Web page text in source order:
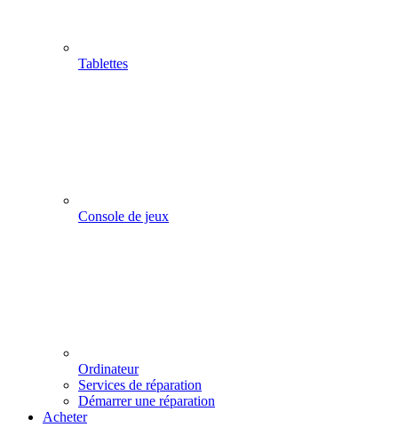
Tablettes
Console de jeux
Ordinateur
Services de réparation
Démarrer une réparation
Acheter